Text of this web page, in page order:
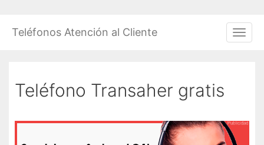
contenido
Teléfonos Atención al Cliente
Teléfono Transaher gratis